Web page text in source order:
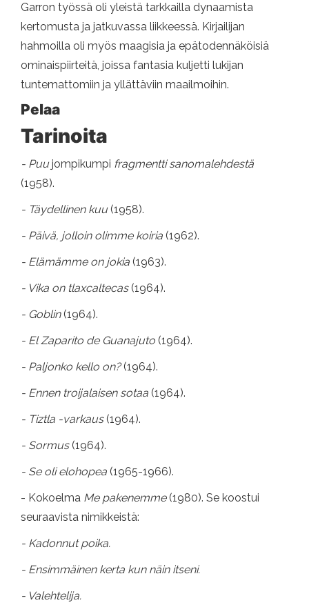
Garron työssä oli yleistä tarkkailla dynaamista
kertomusta ja jatkuvassa liikkeessä. Kirjailijan
hahmoilla oli myös maagisia ja epätodennäköisiä
ominaispiirteitä, joissa fantasia kuljetti lukijan
tuntemattomiin ja yllättäviin maailmoihin.
Pelaa
Tarinoita
- Puu jompikumpi fragmentti sanomalehdestä
(1958).
- Täydellinen kuu (1958).
- Päivä, jolloin olimme koiria (1962).
- Elämämme on jokia (1963).
- Vika on tlaxcaltecas (1964).
- Goblin (1964).
- El Zaparito de Guanajuto (1964).
- Paljonko kello on?(1964).
- Ennen troijalaisen sotaa (1964).
- Tiztla -varkaus (1964).
- Sormus (1964).
- Se oli elohopea (1965-1966).
- Kokoelma Me pakenemme (1980). Se koostui
seuraavista nimikkeistä:
- Kadonnut poika.
- Ensimmäinen kerta kun näin itseni.
- Valehtelija.